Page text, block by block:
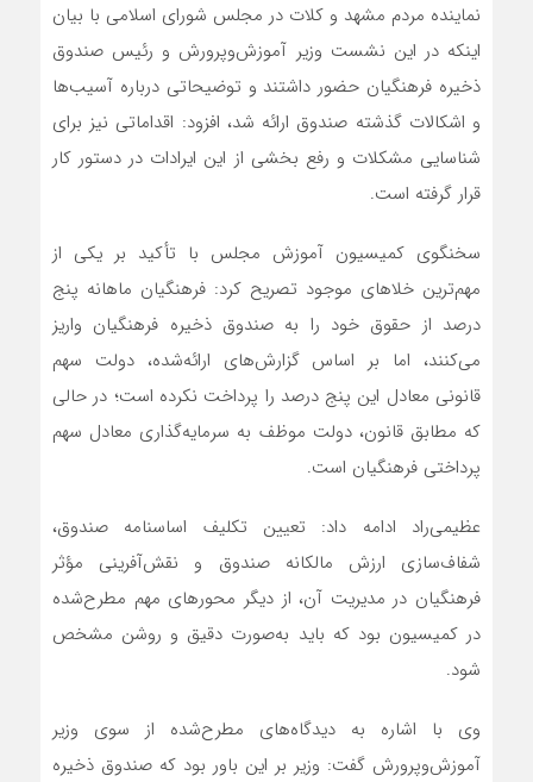
نماینده مردم مشهد و کلات در مجلس شورای اسلامی با بیان
اینکه در این نشست وزیر آموزش‌وپرورش و رئیس صندوق
ذخیره فرهنگیان حضور داشتند و توضیحاتی درباره آسیب‌ها
و اشکالات گذشته صندوق ارائه شد، افزود: اقداماتی نیز برای
شناسایی مشکلات و رفع بخشی از این ایرادات در دستور کار
قرار گرفته است.
سخنگوی کمیسیون آموزش مجلس با تأکید بر یکی از
مهم‌ترین خلاهای موجود تصریح کرد: فرهنگیان ماهانه پنج
درصد از حقوق خود را به صندوق ذخیره فرهنگیان واریز
می‌کنند، اما بر اساس گزارش‌های ارائه‌شده، دولت سهم
قانونی معادل این پنج درصد را پرداخت نکرده است؛ در حالی
که مطابق قانون، دولت موظف به سرمایه‌گذاری معادل سهم
پرداختی فرهنگیان است.
عظیمی‌راد ادامه داد: تعیین تکلیف اساسنامه صندوق،
شفاف‌سازی ارزش مالکانه صندوق و نقش‌آفرینی مؤثر
فرهنگیان در مدیریت آن، از دیگر محورهای مهم مطرح‌شده
در کمیسیون بود که باید به‌صورت دقیق و روشن مشخص
شود.
وی با اشاره به دیدگاه‌های مطرح‌شده از سوی وزیر
آموزش‌وپرورش گفت: وزیر بر این باور بود که صندوق ذخیره